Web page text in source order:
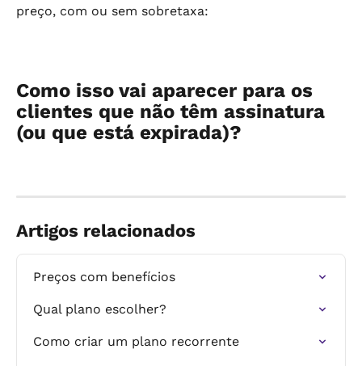
preço, com ou sem sobretaxa:
Como isso vai aparecer para os
clientes que não têm assinatura
(ou que está expirada)?
Artigos relacionados
Preços com benefícios
Qual plano escolher?
Como criar um plano recorrente